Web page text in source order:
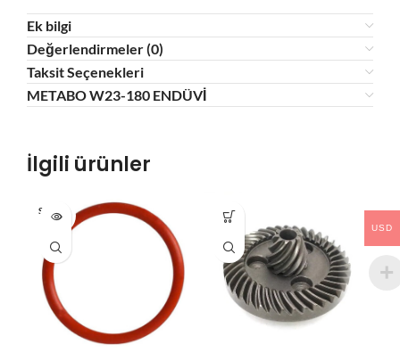
Ek bilgi
Değerlendirmeler (0)
Taksit Seçenekleri
METABO W23-180 ENDÜVİ
İlgili ürünler
SOLD O
UT
USD